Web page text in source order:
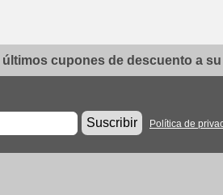
cupones de descuento a
Suscribir
Política de